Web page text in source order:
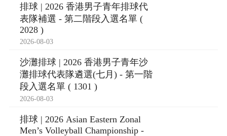
排球 | 2026 香港男子青年排球代
表隊補選 - 第二階段入選名單 (
2028 )
2026-08-03
沙灘排球 | 2026 香港男子青年沙
灘排球代表隊遴選(七月) - 第一階
段入選名單 ( 1301 )
2026-08-03
排球 | 2026 Asian Eastern Zonal
Men’s Volleyball Championship -